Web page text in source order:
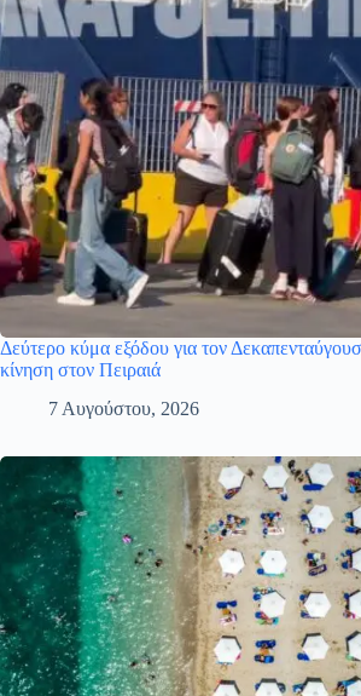
Δεύτερο κύμα εξόδου για τον
κίνηση στον Πειραιά
7 Αυγούστου, 2026